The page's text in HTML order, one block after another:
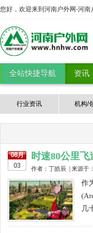
您好，欢迎来到河南户外网-河
全站快捷导航 资讯
行业资讯 机构/
08月
03
时速80公里
作者：丁皓辰 | 来源于
作
几